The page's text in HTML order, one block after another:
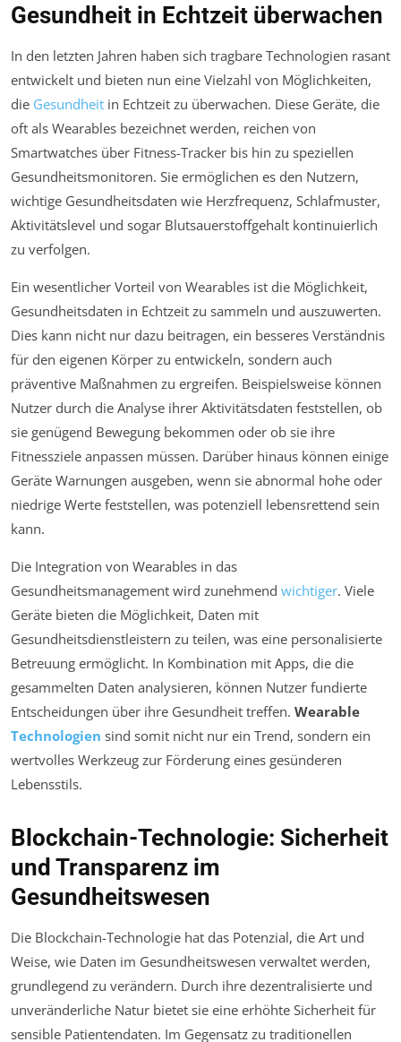
Gesundheit in Echtzeit überwachen
In den letzten Jahren haben sich tragbare Technologien rasant
entwickelt und bieten nun eine Vielzahl von Möglichkeiten,
die Gesundheit in Echtzeit zu überwachen. Diese Geräte, die
oft als Wearables bezeichnet werden, reichen von
Smartwatches über Fitness-Tracker bis hin zu speziellen
Gesundheitsmonitoren. Sie ermöglichen es den Nutzern,
wichtige Gesundheitsdaten wie Herzfrequenz, Schlafmuster,
Aktivitätslevel und sogar Blutsauerstoffgehalt kontinuierlich
zu verfolgen.
Ein wesentlicher Vorteil von Wearables ist die Möglichkeit,
Gesundheitsdaten in Echtzeit zu sammeln und auszuwerten.
Dies kann nicht nur dazu beitragen, ein besseres Verständnis
für den eigenen Körper zu entwickeln, sondern auch
präventive Maßnahmen zu ergreifen. Beispielsweise können
Nutzer durch die Analyse ihrer Aktivitätsdaten feststellen, ob
sie genügend Bewegung bekommen oder ob sie ihre
Fitnessziele anpassen müssen. Darüber hinaus können einige
Geräte Warnungen ausgeben, wenn sie abnormal hohe oder
niedrige Werte feststellen, was potenziell lebensrettend sein
kann.
Die Integration von Wearables in das
Gesundheitsmanagement wird zunehmend wichtiger. Viele
Geräte bieten die Möglichkeit, Daten mit
Gesundheitsdienstleistern zu teilen, was eine personalisierte
Betreuung ermöglicht. In Kombination mit Apps, die die
gesammelten Daten analysieren, können Nutzer fundierte
Entscheidungen über ihre Gesundheit treffen. Wearable
Technologien sind somit nicht nur ein Trend, sondern ein
wertvolles Werkzeug zur Förderung eines gesünderen
Lebensstils.
Blockchain-Technologie: Sicherheit
und Transparenz im
Gesundheitswesen
Die Blockchain-Technologie hat das Potenzial, die Art und
Weise, wie Daten im Gesundheitswesen verwaltet werden,
grundlegend zu verändern. Durch ihre dezentralisierte und
unveränderliche Natur bietet sie eine erhöhte Sicherheit für
sensible Patientendaten. Im Gegensatz zu traditionellen